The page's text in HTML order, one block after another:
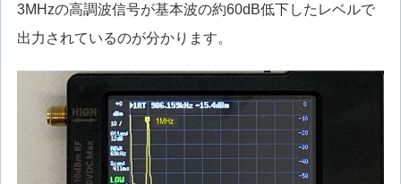
3MHzの高調波信号が基本波の約60dB低下したレベルで
出力されているのが分かります。